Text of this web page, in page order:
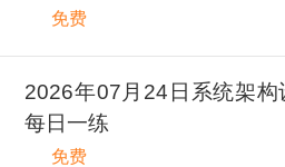
免费
2026年07月24日系统架构
每日一练
免费